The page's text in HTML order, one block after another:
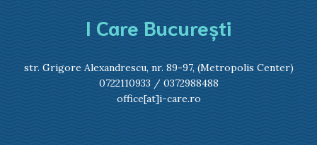
I Care București
str. Grigore Alexandrescu, nr. 89-97, (Metropolis Center)
0722110933 / 0372988488
office[at]i-care.ro